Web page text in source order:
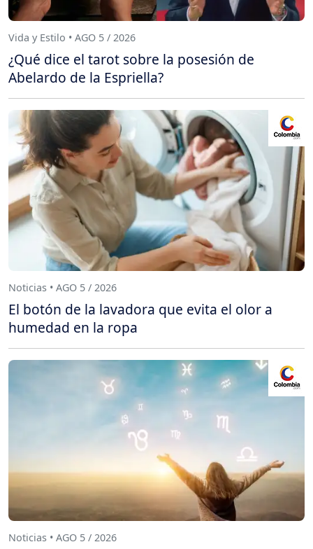
Vida y Estilo • AGO 5 / 2026
¿Qué dice el tarot sobre la posesión de
Abelardo de la Espriella?
Noticias • AGO 5 / 2026
El botón de la lavadora que evita el olor a
humedad en la ropa
Noticias • AGO 5 / 2026